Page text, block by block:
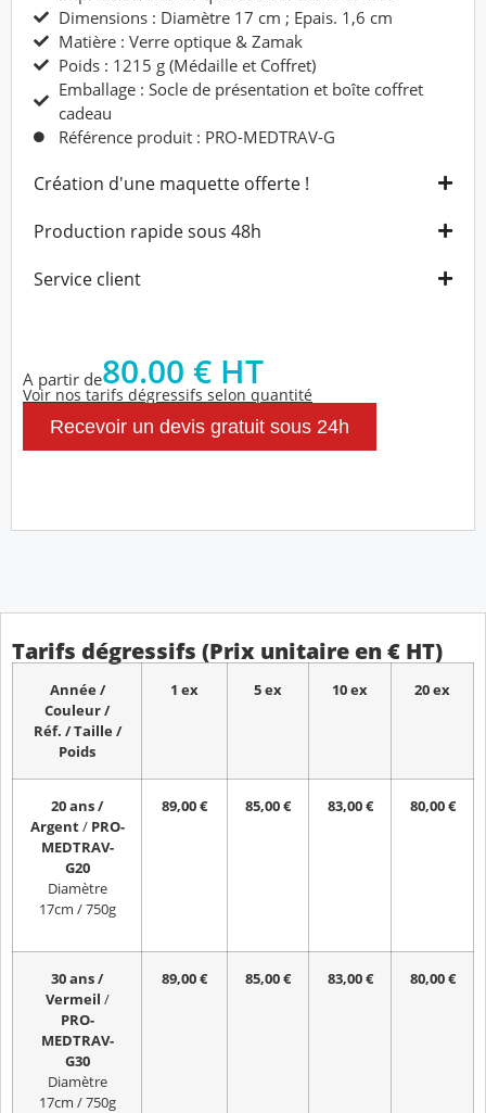
Dimensions : Diamètre 17 cm ; Epais. 1,6 cm
Matière : Verre optique & Zamak
Poids : 1215 g (Médaille et Coffret)
Emballage : Socle de présentation et boîte coffret
cadeau
Référence produit : PRO-MEDTRAV-G
Création d'une maquette offerte !
Production rapide sous 48h
Service client
A partir de80.00 € HT
Voir nos tarifs dégressifs selon quantité
Recevoir un devis gratuit sous 24h
Tarifs dégressifs (Prix unitaire en € HT)
Année /
Couleur /
Réf. / Taille /
Poids
1 ex 5 ex 10 ex 20 ex
20 ans /
Argent/PRO-
MEDTRAV-
G20
Diamètre
17cm / 750g
89,00 € 85,00 € 83,00 € 80,00 €
30 ans /
Vermeil /
PRO-
MEDTRAV-
G30
Diamètre
17cm / 750g
89,00 € 85,00 € 83,00 € 80,00 €